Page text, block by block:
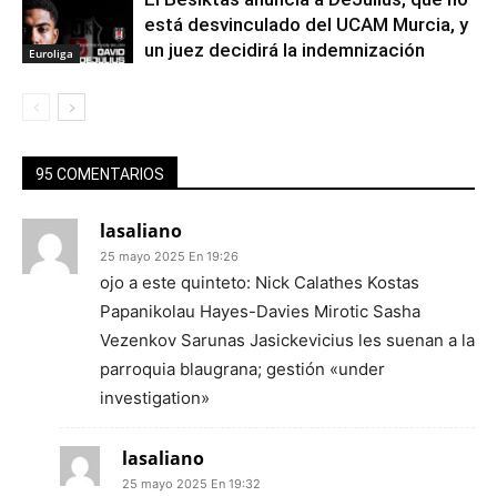
Euroliga
está desvinculado del UCAM Murcia, y
un juez decidirá la indemnización
95 COMENTARIOS
lasaliano
25 mayo 2025 En 19:26
ojo a este quinteto: Nick Calathes Kostas
Papanikolau Hayes-Davies Mirotic Sasha
Vezenkov Sarunas Jasickevicius les suenan a la
parroquia blaugrana; gestión «under
investigation»
lasaliano
25 mayo 2025 En 19:32